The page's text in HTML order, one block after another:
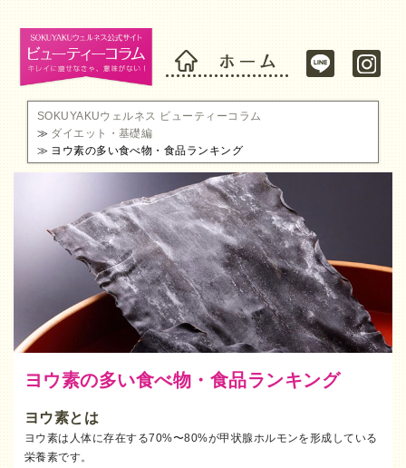
SOKUYAKUウェルネス ビューティーコラム
ダイエット・基礎編
ヨウ素の多い食べ物・食品ランキング
ヨウ素の多い食べ物・食品ランキング
ヨウ素とは
ヨウ素は人体に存在する70%〜80%が甲状腺ホルモンを形成している
栄養素です。